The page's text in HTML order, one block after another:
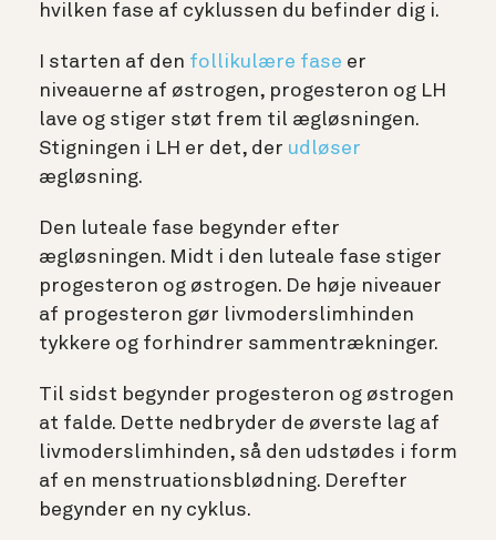
hvilken fase af cyklussen du befinder dig i.
I starten af den follikulære fase er
niveauerne af østrogen, progesteron og LH
lave og stiger støt frem til ægløsningen.
Stigningen i LH er det, der udløser
ægløsning.
Den luteale fase begynder efter
ægløsningen. Midt i den luteale fase stiger
progesteron og østrogen. De høje niveauer
af progesteron gør livmoderslimhinden
tykkere og forhindrer sammentrækninger.
Til sidst begynder progesteron og østrogen
at falde. Dette nedbryder de øverste lag af
livmoderslimhinden, så den udstødes i form
af en menstruationsblødning. Derefter
begynder en ny cyklus.